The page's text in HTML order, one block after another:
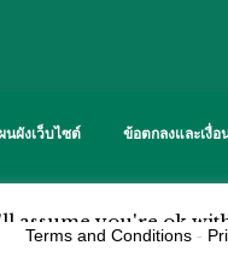
นผังเว็บไซต์ ข้อตกลงและเงื่อ
assume you're ok
Terms and Conditions -